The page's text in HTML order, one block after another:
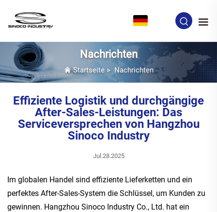
Nachrichten
Startseite> Nachrichten
Effiziente Logistik und durchgängige
After-Sales-Leistungen: Das
Serviceversprechen von Hangzhou
Sinoco Industry
Jul.28.2025
Im globalen Handel sind effiziente Lieferketten und ein
perfektes After-Sales-System die Schlüssel, um Kunden zu
gewinnen. Hangzhou Sinoco Industry Co., Ltd. hat ein